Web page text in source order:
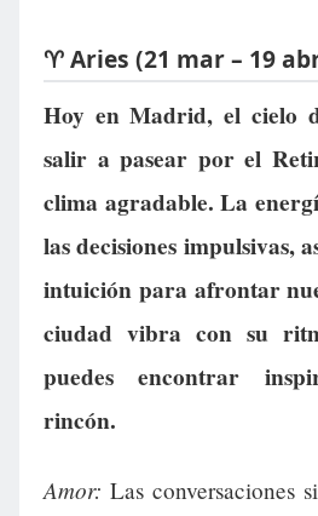
♈ Aries (21 mar – 19
Hoy en Madrid, el cielo
salir a pasear por el
clima agradable. La
las decisiones impulsivas,
intuición para afrontar
ciudad vibra con su
puedes encontrar
rincón.
Amor: Las conversaciones